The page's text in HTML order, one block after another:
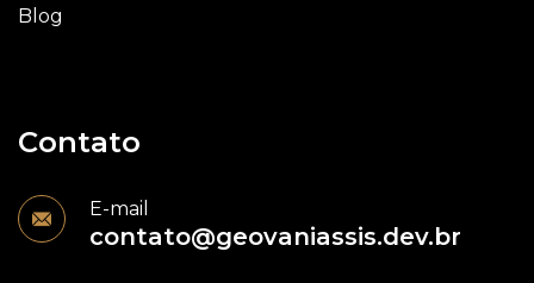
Blog
Contato
E-mail
contato@geovaniassis.dev.br